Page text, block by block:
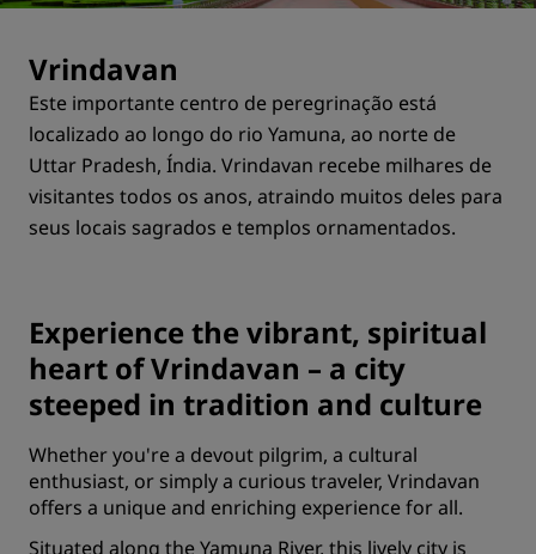
Vrindavan
Este importante centro de peregrinação está
localizado ao longo do rio Yamuna, ao norte de
Uttar Pradesh, Índia. Vrindavan recebe milhares de
visitantes todos os anos, atraindo muitos deles para
seus locais sagrados e templos ornamentados.
Experience the vibrant, spiritual
heart of Vrindavan – a city
steeped in tradition and culture
Whether you're a devout pilgrim, a cultural
enthusiast, or simply a curious traveler, Vrindavan
offers a unique and enriching experience for all.
Situated along the Yamuna River, this lively city is